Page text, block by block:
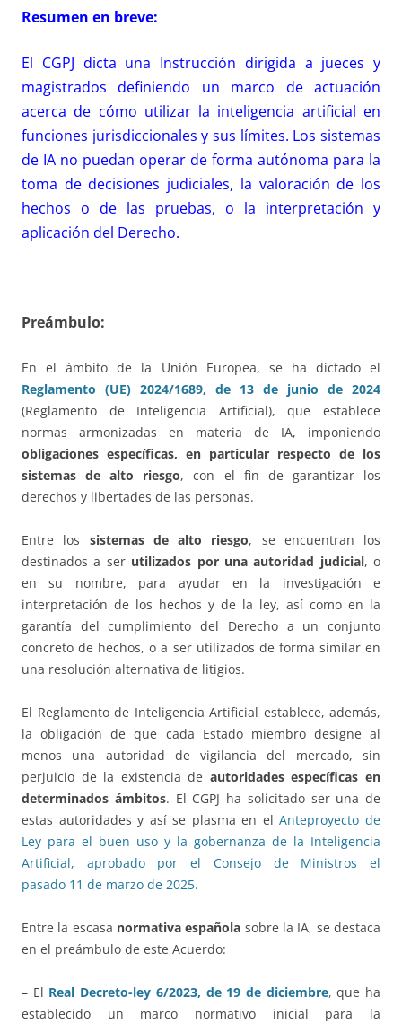
Resumen en breve:
El CGPJ dicta una Instrucción dirigida a jueces y
magistrados definiendo un marco de actuación
acerca de cómo utilizar la inteligencia artificial en
funciones jurisdiccionales y sus límites. Los sistemas
de IA no puedan operar de forma autónoma para la
toma de decisiones judiciales, la valoración de los
hechos o de las pruebas, o la interpretación y
aplicación del Derecho.
Preámbulo:
En el ámbito de la Unión Europea, se ha dictado el
Reglamento (UE) 2024/1689, de 13 de junio de 2024
(Reglamento de Inteligencia Artificial), que establece
normas armonizadas en materia de IA, imponiendo
obligaciones específicas, en particular respecto de los
sistemas de alto riesgo, con el fin de garantizar los
derechos y libertades de las personas.
Entre los sistemas de alto riesgo, se encuentran los
destinados a ser utilizados por una autoridad judicial, o
en su nombre, para ayudar en la investigación e
interpretación de los hechos y de la ley, así como en la
garantía del cumplimiento del Derecho a un conjunto
concreto de hechos, o a ser utilizados de forma similar en
una resolución alternativa de litigios.
El Reglamento de Inteligencia Artificial establece, además,
la obligación de que cada Estado miembro designe al
menos una autoridad de vigilancia del mercado, sin
perjuicio de la existencia de autoridades específicas en
determinados ámbitos. El CGPJ ha solicitado ser una de
estas autoridades y así se plasma en elAnteproyecto de
Ley para el buen uso y la gobernanza de la Inteligencia
Artificial, aprobado por el Consejo de Ministros el
pasado 11 de marzo de 2025.
Entre la escasa normativa española sobre la IA, se destaca
en el preámbulo de este Acuerdo:
– El Real Decreto-ley 6/2023, de 19 de diciembre, que ha
establecido un marco normativo inicial para la